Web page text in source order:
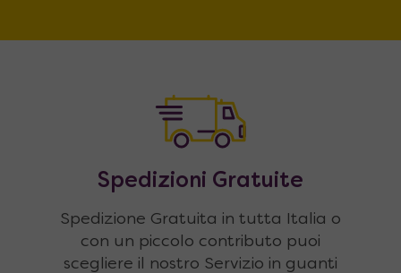
Spedizioni Gratuite
Spedizione Gratuita in tutta Italia o
con un piccolo contributo puoi
scegliere il nostro Servizio in guanti